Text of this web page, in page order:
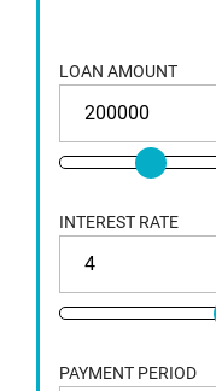
LOAN AMOUNT
INTEREST RATE
PAYMENT PERIOD